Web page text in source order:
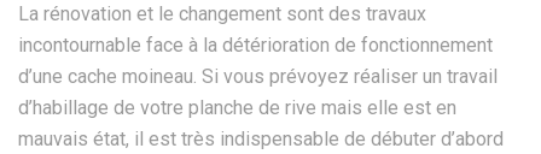
La rénovation et le changement sont des travaux
incontournable face à la détérioration de fonctionnement
d’une cache moineau. Si vous prévoyez réaliser un travail
d’habillage de votre planche de rive mais elle est en
mauvais état, il est très indispensable de débuter d’abord